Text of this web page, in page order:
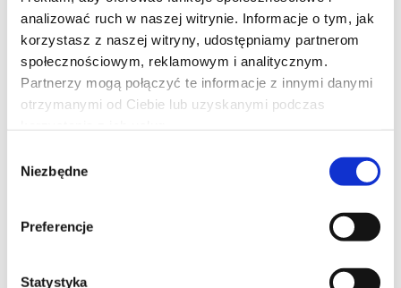
analizować ruch w naszej witrynie. Informacje o tym, jak
korzystasz z naszej witryny, udostępniamy partnerom
społecznościowym, reklamowym i analitycznym.
Partnerzy mogą połączyć te informacje z innymi danymi
otrzymanymi od Ciebie lub uzyskanymi podczas
zgody
Niezbędne
Preferencje
Statystyka
Tom i Jerry: Przygoda w muzeum
Podczas pościgu w nowojorskim Metropolitan Museum Tom i
Jerry przypadkowo uruchamiają mityczny Astralny Kompas, który
przenosi ich do olśniewającego Złotego Miasta rodem ze
Jerry wpada w sidła niebezpiecznego szczurzego bossa. Gdy losy